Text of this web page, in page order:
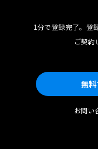
1分で登録完了。 登
ご契約
無
お問い